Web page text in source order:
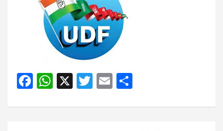
F
ce
W
at
X
T
tt
E
ail ar